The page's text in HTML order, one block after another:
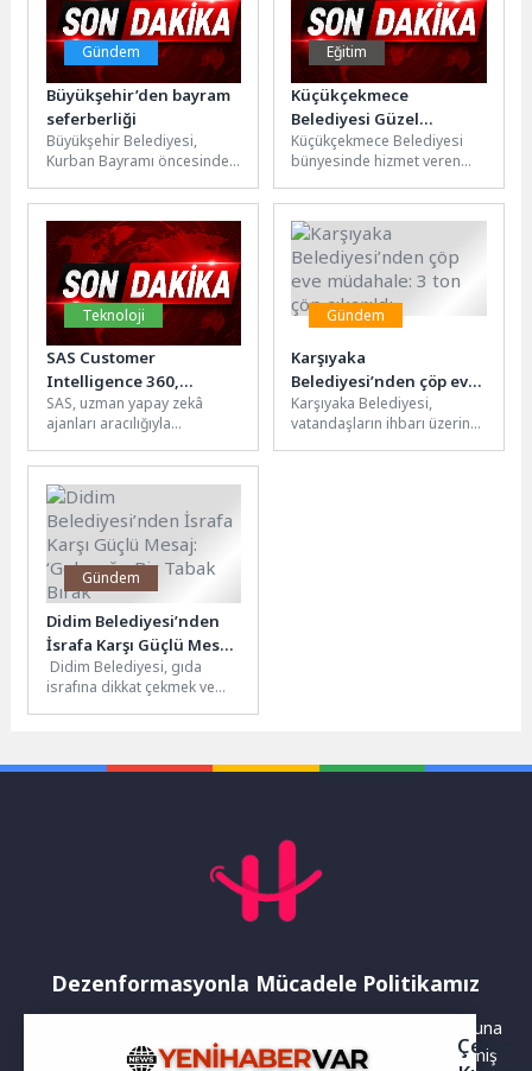
Gündem
Büyükşehir’den bayram
seferberliği
Büyükşehir Belediyesi,
Kurban Bayramı öncesinde
bir bayrama hazırlık
seferberliği başlattı.
Vatandaşların bayramı...
Eğitim
Küçükçekmece
Belediyesi Güzel
Sanatlar
Öğrencilerinden
Gururlandıran Başarı
Küçükçekmece Belediyesi
bünyesinde hizmet veren
genç yeteneklerin
hayallerine ulaşmalarına
katkı sunmaya...
Teknoloji
SAS Customer
Intelligence 360,
Genişletilmiş Ajan
Tabanlı Yapay Zeka
Yeteneklerini Tanıttı
SAS, uzman yapay zekâ
ajanları aracılığıyla
çerçevede daha hızlı aksiyon
almalarına olanak...
Gündem
Karşıyaka
Belediyesi’nden çöp eve
müdahale: 3 ton çöp
çıkarıldı
Karşıyaka Belediyesi,
vatandaşların ihbarı üzerine
Gündem
Didim Belediyesi’nden
İsrafa Karşı Güçlü Mesaj:
‘Geleceğe Bir Tabak
Bırak’
Didim Belediyesi, gıda
israfına dikkat çekmek ve
Dezenformasyonla Mücadele Politikamız
Yayınlanan haberler doğruluk ilkesi gözetilerek hazırlanır. Buna
rağmen bazı içeriklerde eksik, hatalı veya güncelliğini yitirmiş
Çerez